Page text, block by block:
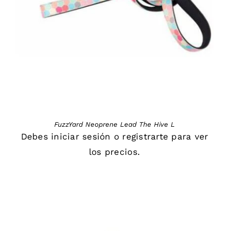
FuzzYard Neoprene Lead The Hive L
Debes iniciar sesión o registrarte para ver
los precios.